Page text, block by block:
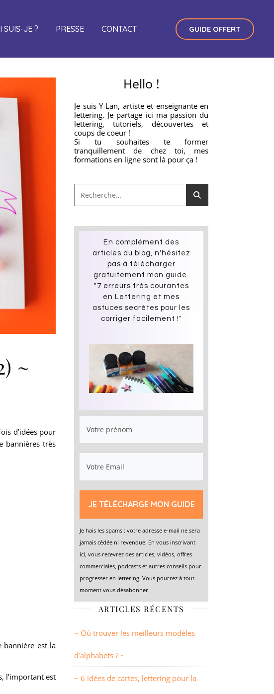
SUIS-JE ? PRESSE CONTACT GUIDE OFFERT
~
d’idées pour
bannières très
bannière est la
l’important est
Hello !
Je suis Y-Lan, artiste et enseignante en
lettering. Je partage ici ma passion du
lettering, tutoriels, découvertes et
coups de coeur !
Si tu souhaites te former
tranquillement de chez toi, mes
formations en ligne sont là pour ça !
En complément des
articles du blog, n'hésitez
pas à télécharger
gratuitement mon guide
"7 erreurs très courantes
en Lettering et mes
astuces secrètes pour les
corriger facilement !"
JE TÉLÉCHARGE MON GUIDE
Je hais les spams : votre adresse e-mail ne sera
jamais cédée ni revendue. En vous inscrivant
ici, vous recevrez des articles, vidéos, offres
commerciales, podcasts et autres conseils pour
progresser en lettering. Vous pourrez à tout
moment vous désabonner.
ARTICLES RÉCENTS
~ Où trouver les meilleurs modèles
d’alphabets ? ~
~ 6 idées de cartes, lettering pour la